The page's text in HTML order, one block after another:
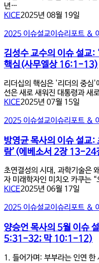
설
교
당
리
교
생
명
로:
살
과
회
의
응
20:13;
9:16)
목
사)
한
국
선
교
140
주
세
상
에
냄
받
은
회
:
요
복
17:18-
21,
20:21-
23
년…
KICE2025년 08월 19일
김
수
교
수
의
이
슈
설
교:
‘리
더
의
중
성
경
적
더
의
핵
(사
2025 이슈설교이슈리포트 &
김성수 교수의 이슈 설교:
핵심(사무엘상 16:1-13)
리더십의 핵심은 '리더의 중심'
선은 새로 새워진 대통령과 새
KICE2025년 07월 15일
방
균
목
사
의
이
슈
설
교:
초
연
결
성
시
2025 이슈설교이슈리포트 &
방영균 목사의 이슈 설교:
람’(에베소서 2장 13-24
초연결성의 시대, 과학기술은
자 미래학자인 미치오 카쿠는
KICE2025년 06월 17일
양
언
목
사
의
2025 이슈설교이슈리포트 &
양승언 목사의 5월 이슈
5:31-32; 막 10:1-12)
1. 들어가며: 부부라는 인연 한